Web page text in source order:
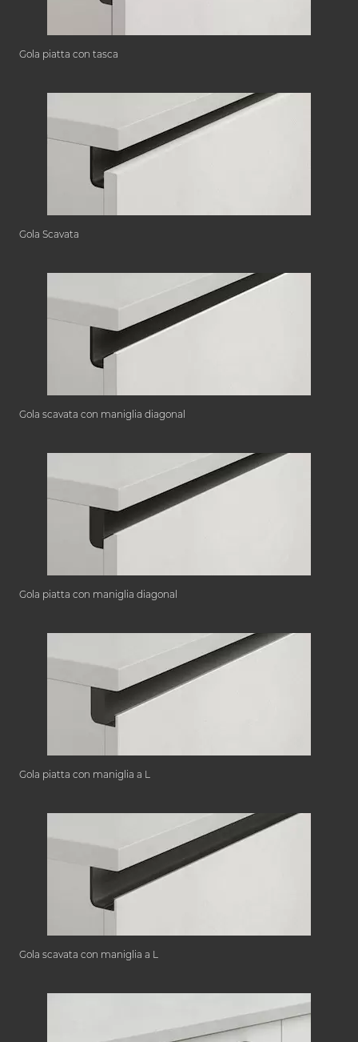
Gola piatta con tasca
Gola Scavata
Gola scavata con maniglia diagonal
Gola piatta con maniglia diagonal
Gola piatta con maniglia a L
Gola scavata con maniglia a L